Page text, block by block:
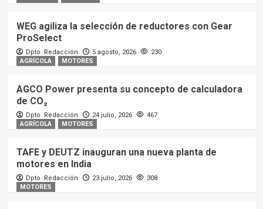
WEG agiliza la selección de reductores con Gear
ProSelect
Dpto. Redacción 5 agosto, 2026
230
AGRÍCOLA
MOTORES
AGCO Power presenta su concepto de calculadora
de CO₂
Dpto. Redacción 24 julio, 2026
467
AGRÍCOLA
MOTORES
TAFE y DEUTZ inauguran una nueva planta de
motores en India
Dpto. Redacción 23 julio, 2026
308
MOTORES